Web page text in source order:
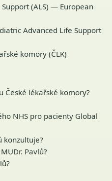
(ALS) — European
Advanced Life Support
komory (ČLK)
České lékařské komory?
NHS pro pacienty Global
konzultuje?
Pavlů?